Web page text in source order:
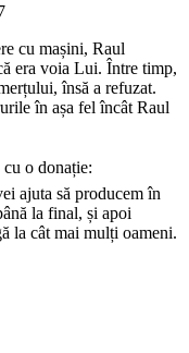
cu mașini, Raul
era voia Lui. Între timp,
însă a refuzat.
în așa fel încât Raul
o donație:
ajuta să producem în
la final, și apoi
la cât mai mulți oameni.